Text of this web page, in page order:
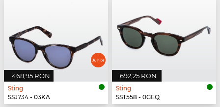
468,95 RON
Sting
SSJ734 - 03KA
692,25 RON
Sting
SST558 - 0GEQ